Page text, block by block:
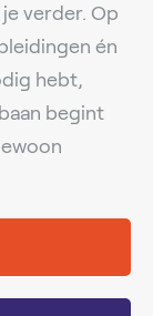
verder. Op
én
hebt,
begint